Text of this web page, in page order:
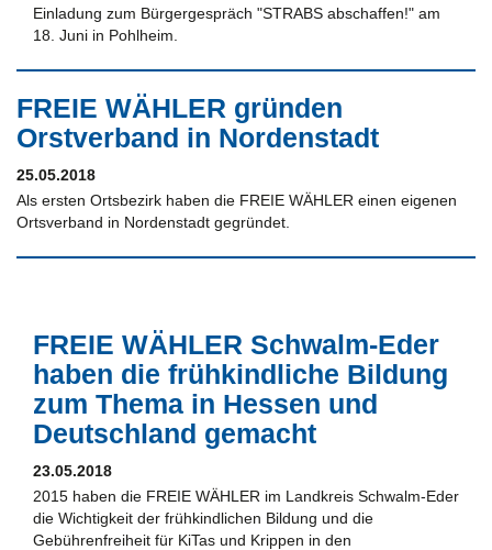
Einladung zum Bürgergespräch "STRABS abschaffen!" am
18. Juni in Pohlheim.
FREIE WÄHLER gründen
Orstverband in Nordenstadt
25.05.2018
Als ersten Ortsbezirk haben die FREIE WÄHLER einen eigenen
Ortsverband in Nordenstadt gegründet.
FREIE WÄHLER Schwalm-Eder
haben die frühkindliche Bildung
zum Thema in Hessen und
Deutschland gemacht
23.05.2018
2015 haben die FREIE WÄHLER im Landkreis Schwalm-Eder
die Wichtigkeit der frühkindlichen Bildung und die
Gebührenfreiheit für KiTas und Krippen in den